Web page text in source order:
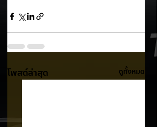
โพสต์ล่าสุด ดูทั้งหมด